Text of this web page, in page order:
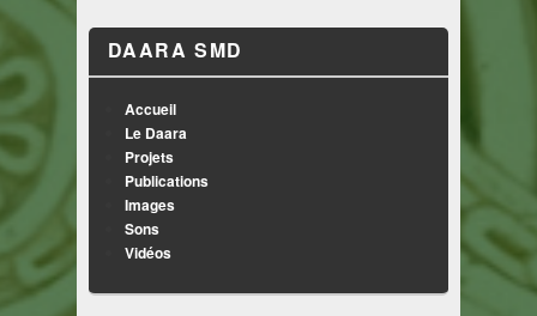
DAARA SMD
Accueil
Le Daara
Projets
Publications
Images
Sons
Vidéos